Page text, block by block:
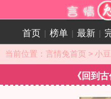
首页 榜单 最新
当前位置： 言情兔首页 > 小
《回到